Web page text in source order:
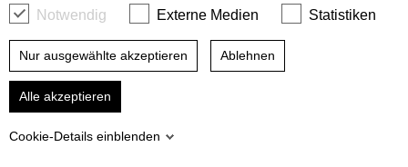
Notwendig Externe Medien Statistiken
Nur ausgewählte akzeptieren Ablehnen
Alle akzeptieren
Cookie-Details einblenden
TWZV durchsuchen:
© Trinkwasserzweckverband "Pfeifholz"